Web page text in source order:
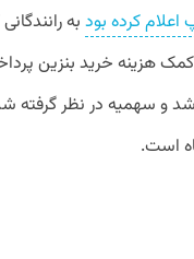
اعلام کرده بود به
شد و سهمیه در نظر گرفته